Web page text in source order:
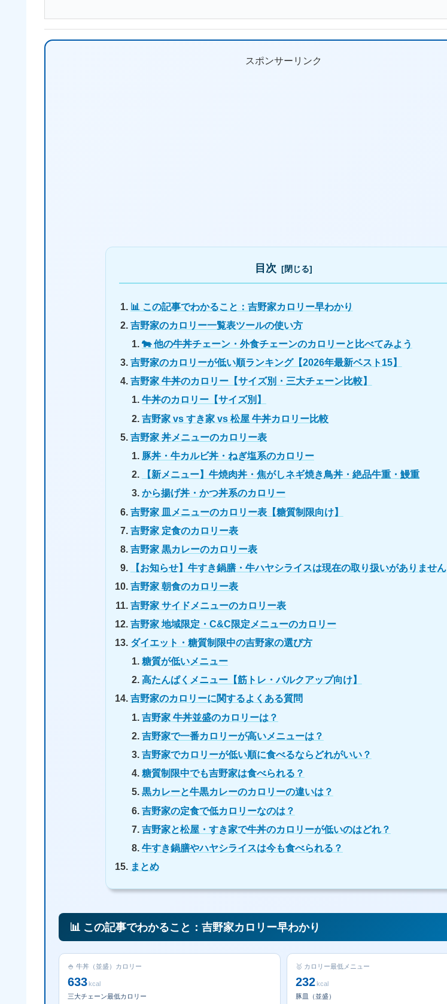
スポンサーリンク
目次
📊 この記事でわかること：吉野家カロリー早わかり
吉野家のカロリー一覧表ツールの使い方
🐄 他の牛丼チェーン・外食チェーンのカロリーと比べてみよう
吉野家のカロリーが低い順ランキング【2026年最新ベスト15】
吉野家 牛丼のカロリー【サイズ別・三大チェーン比較】
牛丼のカロリー【サイズ別】
吉野家 vs すき家 vs 松屋 牛丼カロリー比較
吉野家 丼メニューのカロリー表
豚丼・牛カルビ丼・ねぎ塩系のカロリー
【新メニュー】牛焼肉丼・焦がしネギ焼き鳥丼・絶品牛重・鰻重
から揚げ丼・かつ丼系のカロリー
吉野家 皿メニューのカロリー表【糖質制限向け】
吉野家 定食のカロリー表
吉野家 黒カレーのカロリー表
【お知らせ】牛すき鍋膳・牛ハヤシライスは現在の取り扱いがありません
吉野家 朝食のカロリー表
吉野家 サイドメニューのカロリー表
吉野家 地域限定・C&C限定メニューのカロリー
ダイエット・糖質制限中の吉野家の選び方
糖質が低いメニュー
高たんぱくメニュー【筋トレ・バルクアップ向け】
吉野家のカロリーに関するよくある質問
吉野家 牛丼並盛のカロリーは？
吉野家で一番カロリーが高いメニューは？
吉野家でカロリーが低い順に食べるならどれがいい？
糖質制限中でも吉野家は食べられる？
黒カレーと牛黒カレーのカロリーの違いは？
吉野家の定食で低カロリーなのは？
吉野家と松屋・すき家で牛丼のカロリーが低いのはどれ？
牛すき鍋膳やハヤシライスは今も食べられる？
まとめ
📊 この記事でわかること：吉野家カロリー早わかり
🍚 牛丼（並盛）カロリー
633kcal
三大チェーン最低カロリー
🥇 カロリー最低メニュー
232kcal
豚皿（並盛）